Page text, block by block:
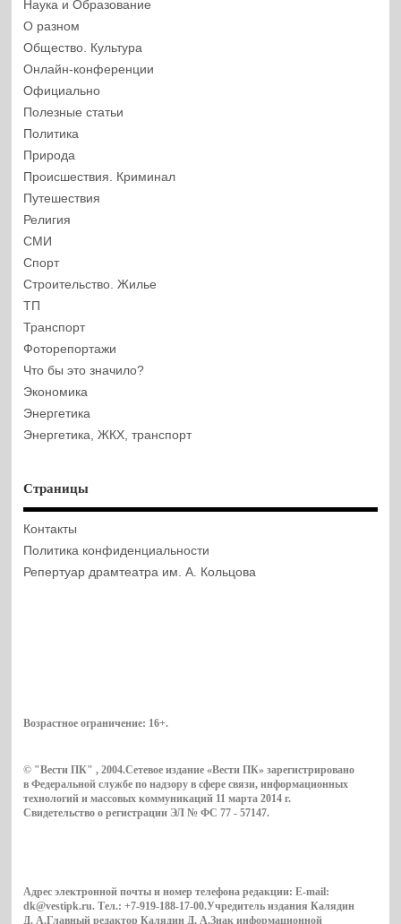
Наука и Образование
О разном
Общество. Культура
Онлайн-конференции
Официально
Полезные статьи
Политика
Природа
Происшествия. Криминал
Путешествия
Религия
СМИ
Спорт
Строительство. Жилье
ТП
Транспорт
Фоторепортажи
Что бы это значило?
Экономика
Энергетика
Энергетика, ЖКХ, транспорт
Страницы
Контакты
Политика конфиденциальности
Репертуар драмтеатра им. А. Кольцова
Возрастное ограничение: 16+.
© "Вести ПК" , 2004.Сетевое издание «Вести ПК» зарегистрировано
в Федеральной службе по надзору в сфере связи, информационных
технологий и массовых коммуникаций 11 марта 2014 г.
Свидетельство о регистрации ЭЛ № ФС 77 - 57147.
Адрес электронной почты и номер телефона редакции: E-mail:
dk@vestipk.ru. Тел.: +7-919-188-17-00.Учредитель издания Калядин
Д. А.Главный редактор Калядин Д. А.Знак информационной